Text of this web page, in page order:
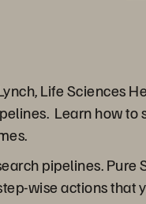
Life
Learn how
pipelines.
wise actions